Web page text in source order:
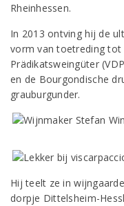
Rheinhessen.
In 2013 ontving hij de
vorm van toetreding tot
Prädikatsweingüter
en de Bourgondische
grauburgunder.
Hij teelt ze in
dorpje Dittelsheim-